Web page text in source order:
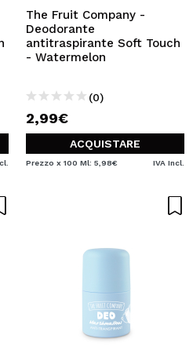
potrai fare i tuoi
lo stato dei tuoi ordini e
precedenti.
UN ACCOUNT
The Fruit Company -
Deodorante
antitraspirante Soft Touch
- Watermelon
(0)
2,99€
ACQUISTARE
Prezzo x 100 Ml: 5,98€ IVA Incl.